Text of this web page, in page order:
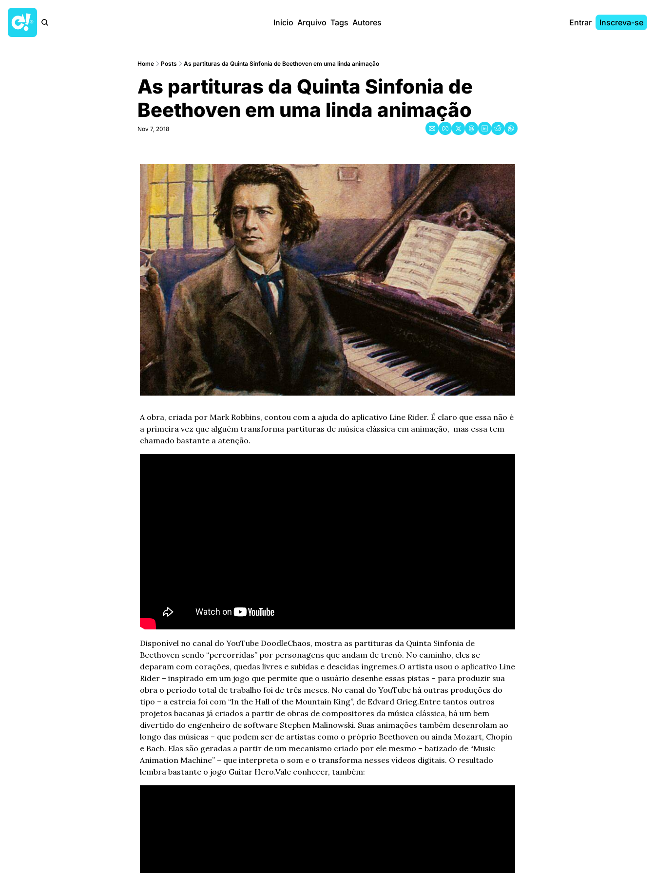
Início Arquivo Tags Autores Entrar Inscreva-se
Home Posts As partituras da Quinta Sinfonia de Beethoven em uma linda animação
As partituras da Quinta Sinfonia de
Beethoven em uma linda animação
Nov 7, 2018
A obra, criada por Mark Robbins, contou com a ajuda do aplicativo Line Rider. É claro que essa não é
a primeira vez que alguém transforma partituras de música clássica em animação,  mas essa tem
chamado bastante a atenção.
Disponível no canal do YouTube DoodleChaos, mostra as partituras da Quinta Sinfonia de
Beethoven sendo “percorridas” por personagens que andam de trenó. No caminho, eles se
deparam com corações, quedas livres e subidas e descidas íngremes.O artista usou o aplicativo Line
Rider – inspirado em um jogo que permite que o usuário desenhe essas pistas – para produzir sua
obra o período total de trabalho foi de três meses. No canal do YouTube há outras produções do
tipo – a estreia foi com “In the Hall of the Mountain King”, de Edvard Grieg.Entre tantos outros
projetos bacanas já criados a partir de obras de compositores da música clássica, há um bem
divertido do engenheiro de software Stephen Malinowski. Suas animações também desenrolam ao
longo das músicas – que podem ser de artistas como o próprio Beethoven ou ainda Mozart, Chopin
e Bach. Elas são geradas a partir de um mecanismo criado por ele mesmo – batizado de “Music
Animation Machine” – que interpreta o som e o transforma nesses vídeos digitais. O resultado
lembra bastante o jogo Guitar Hero.Vale conhecer, também: